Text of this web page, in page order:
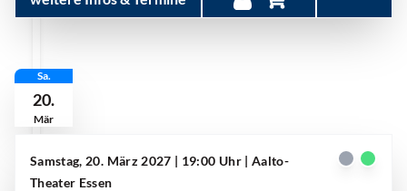
Sa.
20.
Mär
Samstag, 20. März 2027 | 19:00 Uhr | Aalto-
Theater Essen